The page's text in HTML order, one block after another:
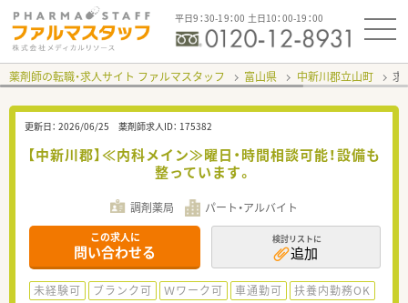
平日9：30-19：00 土日10：00-19：00
薬剤師の転職・求人サイト ファルマスタッフ 富山県 中新川郡立山町 求
更新日： 2026/06/25 薬剤師求人ID： 175382
【中新川郡】≪内科メイン≫曜日・時間相談可能！設備も
整っています。
調剤薬局 パート・アルバイト
この求人に
問い合わせる
検討リストに
追加
未経験可 ブランク可 Ｗワーク可 車通勤可
扶養内勤務OK